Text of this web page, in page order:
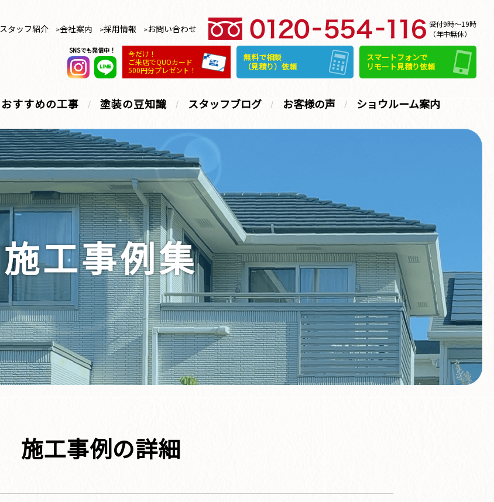
スタッフ紹介 会社案内 採用情報 お問い合わせ
受付9時～19時
（年中無休）
SNSでも発信中！
今だけ！
ご来店でQUOカード
500円分プレゼント！
無料で相談
（見積り）依頼
スマートフォンで
リモート見積り依頼
おすすめの工事 塗装の豆知識 スタッフブログ お客様の声 ショウルーム案内
施工事例集
施工事例の詳細